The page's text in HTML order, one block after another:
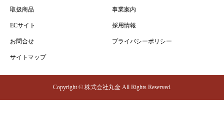
取扱商品 事業案内
ECサイト 採用情報
お問合せ プライバシーポリシー
サイトマップ
Copyright © 株式会社丸金 All Rights Reserved.